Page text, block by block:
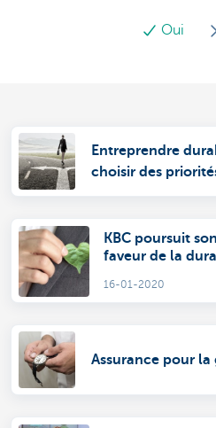
Oui
Entreprendre
choisir des
KBC poursuit
faveur de la
16-01-2020
Assurance pour